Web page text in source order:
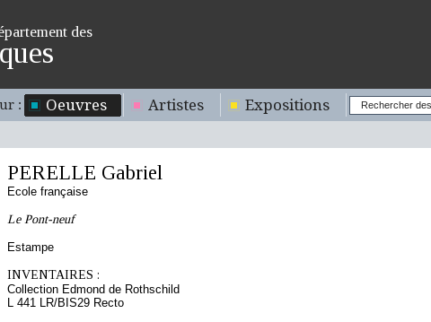
des
: Oeuvres Artistes Expositions
PERELLE Gabriel
Ecole française
Le Pont-neuf
Estampe
INVENTAIRES :
Collection Edmond de Rothschild
L 441 LR/BIS29 Recto